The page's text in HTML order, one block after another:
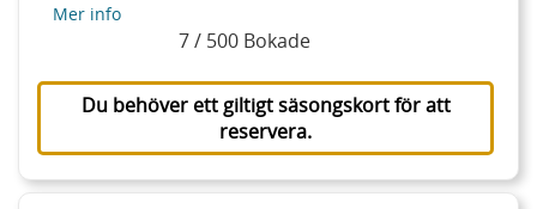
Mer info
7 / 500 Bokade
Du behöver ett giltigt säsongskort för att
reservera.